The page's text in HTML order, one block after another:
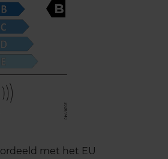
B
met het EU